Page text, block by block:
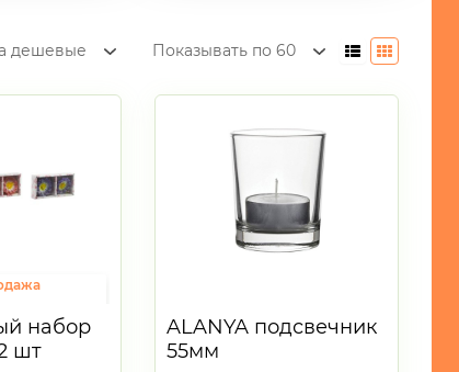
дешевые Показывать по 60
февраля
набор
шт
ALANYA подсвечник
55мм